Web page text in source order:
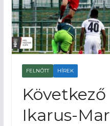
FELNŐTT HÍREK
Ikarus-